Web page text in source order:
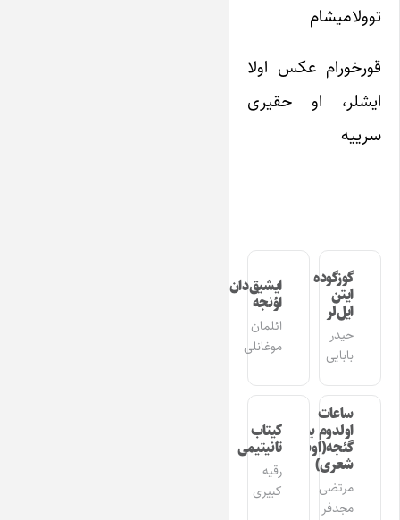
توولامیشام
قورخورام عکس اولا
ایشلر، او حقیری
سرییه
گوزگوده
ایتن
ایل‌لر
حیدر
بابایی
ایشیق‌دان
اؤنجه
ائلمان
موغانلی
ساعات
اولدوم بیر
گئجه(اوشاق
شعری)
مرتضی
مجدفر
کیتاب
تانیتیمی
رقیه
کبیری